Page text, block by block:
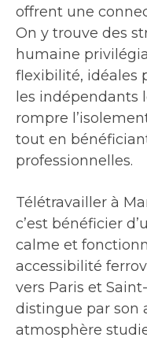
offrent une
On y trouve des
humaine
flexibilité, idéales
les indépendants
rompre
tout en
professionnelles.
Télétravailler à
c’est bénéficier
calme et
accessibilité
vers Paris et
distingue par son
atmosphère